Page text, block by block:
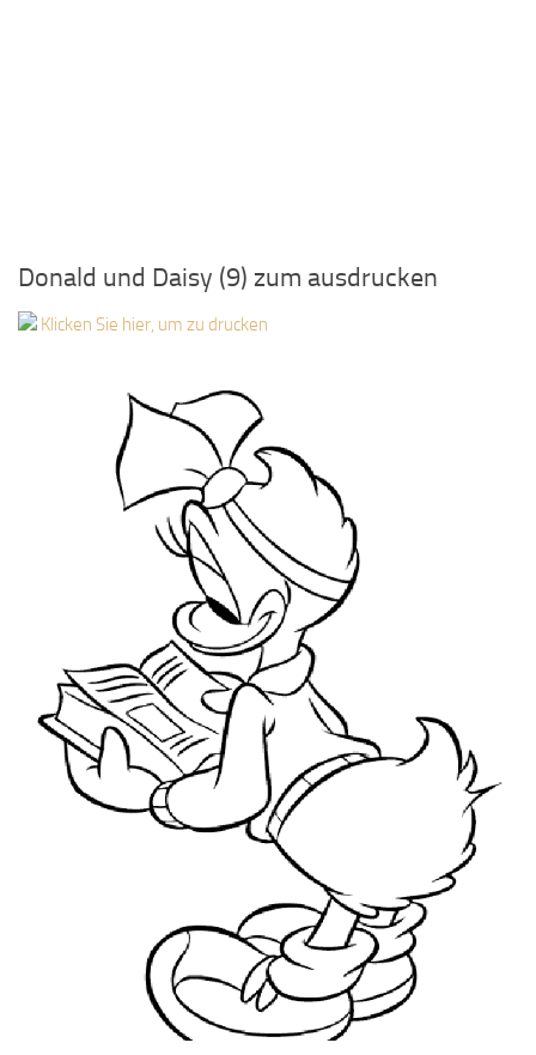
Donald und Daisy (9) zum ausdrucken
Klicken Sie hier, um zu drucken